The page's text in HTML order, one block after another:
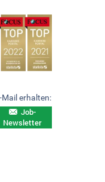
erhalten:
Job-
Newsletter